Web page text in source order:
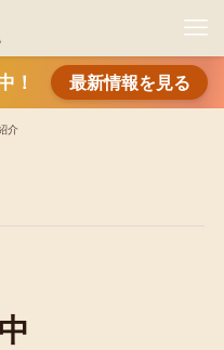
！ 最新情報を見る
介